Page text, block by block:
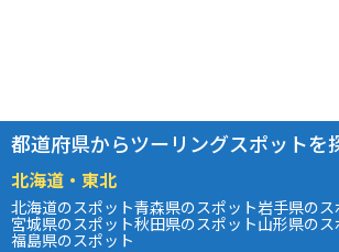
都道府県からツーリングスポットを
北海道・東北
北海道のスポット青森県のスポット岩手県のス
宮城県のスポット秋田県のスポット山形県のス
福島県のスポット